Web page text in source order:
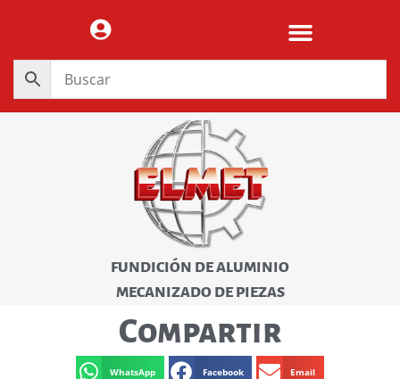
FUNDICIÓN DE ALUMINIO
MECANIZADO DE PIEZAS
Compartir
WhatsApp Facebook Email